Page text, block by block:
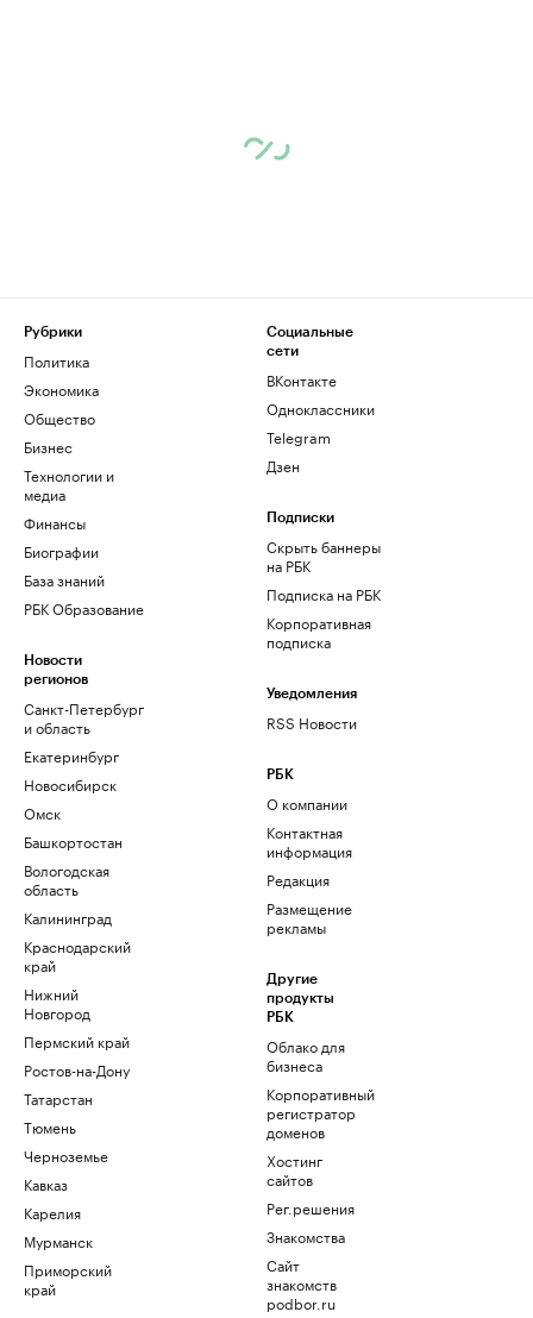
Рубрики
Политика
Экономика
Общество
Бизнес
Технологии и
медиа
Финансы
Биографии
База знаний
РБК Образование
Новости
регионов
Санкт-Петербург
и область
Екатеринбург
Новосибирск
Омск
Башкортостан
Вологодская
область
Калининград
Краснодарский
край
Нижний
Новгород
Пермский край
Ростов-на-Дону
Татарстан
Тюмень
Черноземье
Кавказ
Карелия
Мурманск
Приморский
край
Социальные
сети
ВКонтакте
Одноклассники
Telegram
Дзен
Подписки
Скрыть баннеры
на РБК
Подписка на РБК
Корпоративная
подписка
Уведомления
RSS Новости
РБК
О компании
Контактная
информация
Редакция
Размещение
рекламы
Другие
продукты
РБК
Облако для
бизнеса
Корпоративный
регистратор
доменов
Хостинг
сайтов
Рег.решения
Знакомства
Сайт
знакомств
podbor.ru